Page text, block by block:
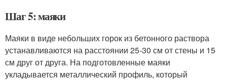
Шаг 5: маяки
Маяки в виде небольших горок из бетонного раствора
устанавливаются на расстоянии 25-30 см от стены и 15
см друг от друга. На подготовленные маяки
укладывается металлический профиль, который